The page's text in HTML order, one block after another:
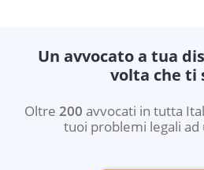
Un avvocato a tua
volta che ti
Oltre 200 avvocati in tutta
tuoi problemi legali ad